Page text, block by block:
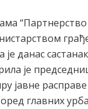
данас
је
јавне
главних